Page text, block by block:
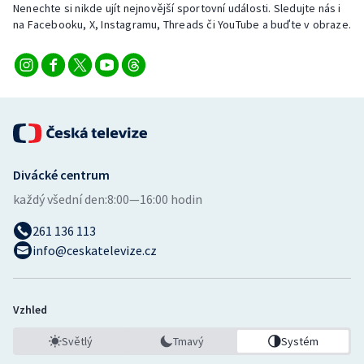
Nenechte si nikde ujít nejnovější sportovní události. Sledujte nás i
na Facebooku, X, Instagramu, Threads či YouTube a buďte v obraze.
Divácké centrum
každý všední den:8:00—16:00 hodin
261 136 113
info@ceskatelevize.cz
Vzhled
Světlý Tmavý Systém